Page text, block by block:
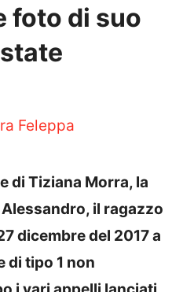
foto di suo
Feleppa
di Tiziana Morra, la
il ragazzo
dicembre del 2017 a
di tipo 1 non